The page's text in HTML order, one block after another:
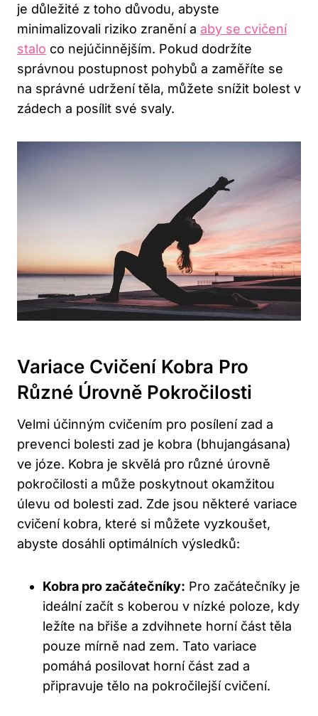
je důležité z toho důvodu, abyste
minimalizovali riziko zranění a aby se cvičení
stalo co nejúčinnějším. Pokud dodržíte
správnou postupnost pohybů a zaměříte se
na správné udržení těla, můžete snížit bolest v
zádech a posílit své svaly.
Variace Cvičení Kobra Pro
Různé Úrovně Pokročilosti
Velmi účinným cvičením pro posílení zad a
prevenci bolesti zad je kobra (bhujangásana)
ve józe. Kobra je skvělá pro různé úrovně
pokročilosti a může poskytnout okamžitou
úlevu od bolesti zad. Zde jsou některé variace
cvičení kobra, které si můžete vyzkoušet,
abyste dosáhli optimálních výsledků:
Kobra pro začátečníky: Pro začátečníky je
ideální začít s koberou v nízké poloze, kdy
ležíte na břiše a zdvihnete horní část těla
pouze mírně nad zem. Tato variace
pomáhá posilovat horní část zad a
připravuje tělo na pokročilejší cvičení.